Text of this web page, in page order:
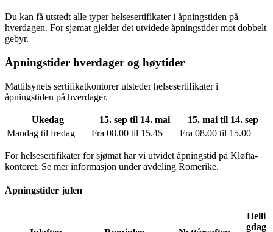
Du kan få utstedt alle typer helsesertifikater i åpningstiden på
hverdagen. For sjømat gjelder det utvidede åpningstider mot dobbelt
gebyr.
Åpningstider hverdager og høytider
Mattilsynets sertifikatkontorer utsteder helsesertifikater i
åpningstiden på hverdager.
Ukedag 15. sep til 14. mai
15. mai til 14. sep
Mandag til fredag
Fra 08.00 til 15.45 Fra 08.00 til 15.00
For helsesertifikater for sjømat har vi utvidet åpningstid på Kløfta-
kontoret. Se mer informasjon under avdeling Romerike.
Åpningstider julen
Helli
gdag